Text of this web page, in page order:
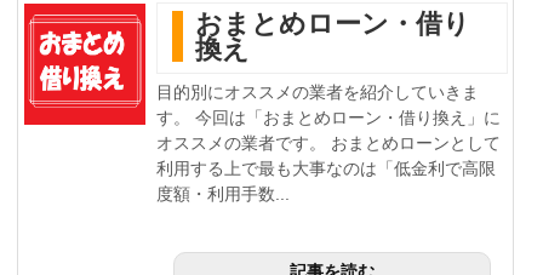
おまとめローン・借り
換え
目的別にオススメの業者を紹介していきま
す。 今回は「おまとめローン・借り換え」に
オススメの業者です。 おまとめローンとして
利用する上で最も大事なのは「低金利で高限
度額・利用手数...